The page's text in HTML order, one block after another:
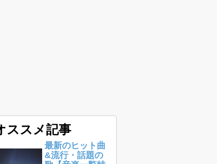
ススメ記事
最新のヒット曲
&流行・話題の